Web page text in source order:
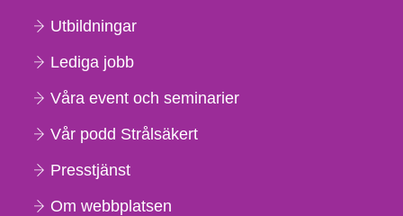
Utbildningar
Lediga jobb
Våra event och seminarier
Vår podd Strålsäkert
Presstjänst
Om webbplatsen